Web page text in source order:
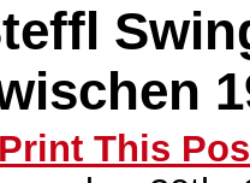
Print This